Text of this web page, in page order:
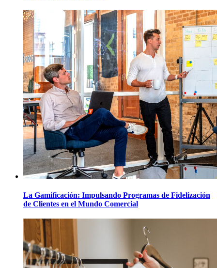
La Gamificación: Impulsando Programas de Fidelización
de Clientes en el Mundo Comercial